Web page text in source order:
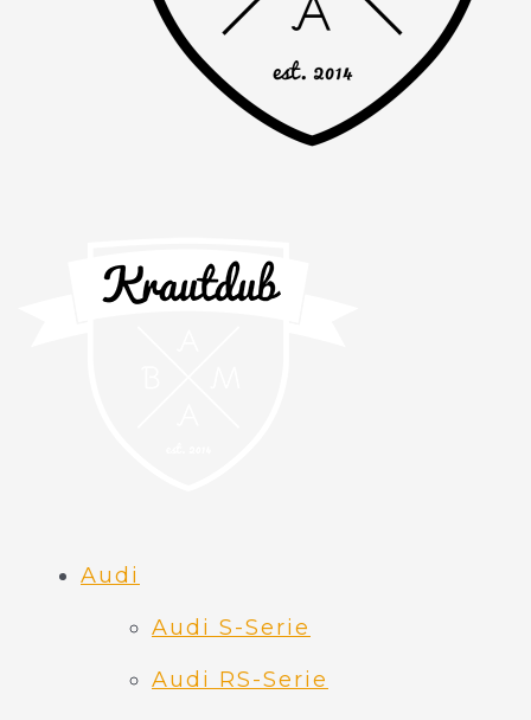
Audi
Audi S-Serie
Audi RS-Serie